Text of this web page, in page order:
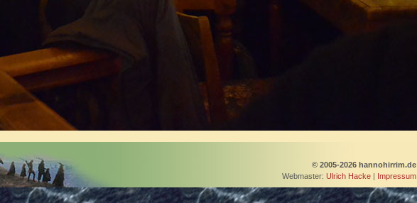
© 2005-2026 hannohirrim.de
Webmaster: Ulrich Hacke | Impressum